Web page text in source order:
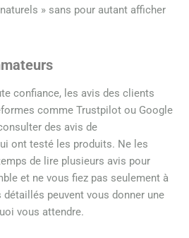
» sans pour autant afficher
confiance, les avis des clients
comme Trustpilot ou Google
des avis de
ont testé les produits. Ne les
de lire plusieurs avis pour
et ne vous fiez pas seulement à
détaillés peuvent vous donner une
vous attendre.